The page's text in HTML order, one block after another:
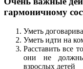
гармоничному
Уметь
Уметь идти на
Расставить все
они не
взрослых детей